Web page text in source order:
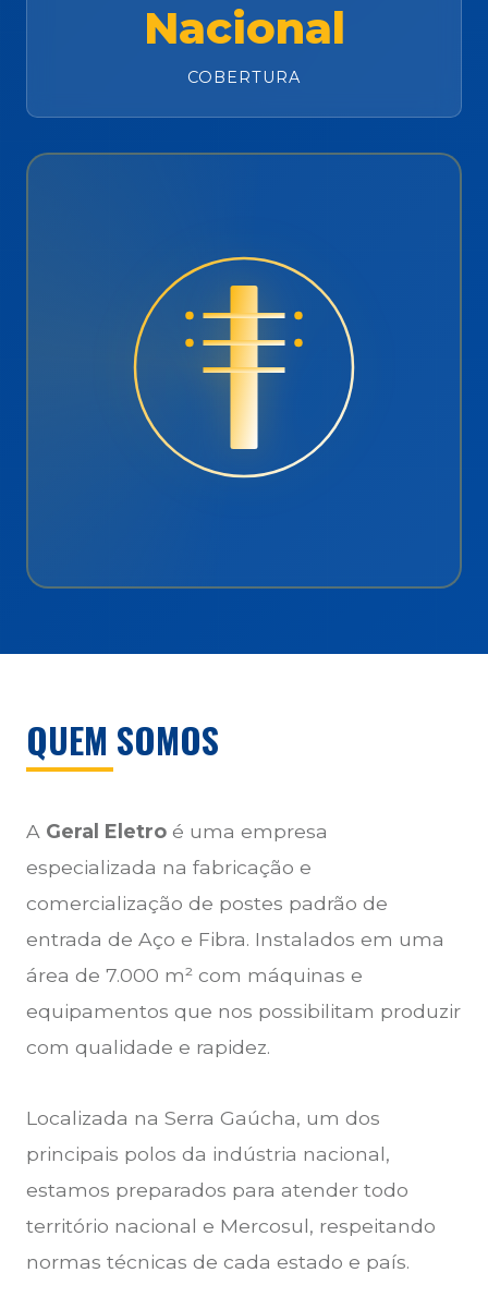
Nacional
COBERTURA
QUEM SOMOS
A Geral Eletro é uma empresa
especializada na fabricação e
comercialização de postes padrão de
entrada de Aço e Fibra. Instalados em uma
área de 7.000 m² com máquinas e
equipamentos que nos possibilitam produzir
com qualidade e rapidez.
Localizada na Serra Gaúcha, um dos
principais polos da indústria nacional,
estamos preparados para atender todo
território nacional e Mercosul, respeitando
normas técnicas de cada estado e país.